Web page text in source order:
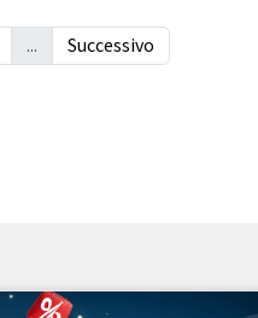
... Successivo